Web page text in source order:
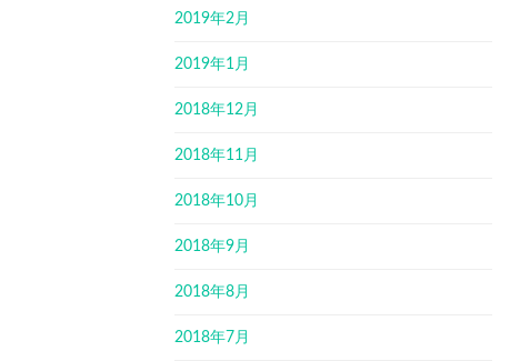
2019年2月
2019年1月
2018年12月
2018年11月
2018年10月
2018年9月
2018年8月
2018年7月